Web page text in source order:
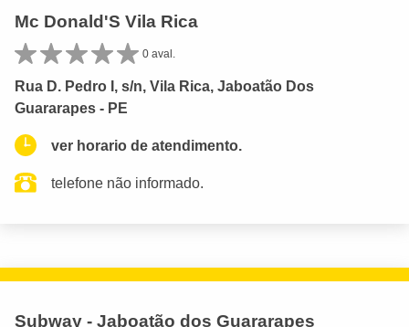
Mc Donald'S Vila Rica
0 aval.
Rua D. Pedro I, s/n, Vila Rica, Jaboatão Dos
Guararapes - PE
ver horario de atendimento.
telefone não informado.
Subway - Jaboatão dos Guararapes